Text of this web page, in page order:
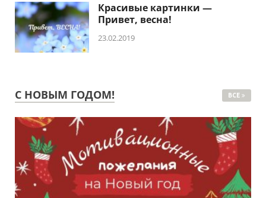
Красивые картинки —
Привет, весна!
23.02.2019
С НОВЫМ ГОДОМ! ВСЕ